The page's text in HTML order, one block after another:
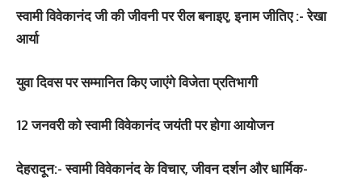
स्वामी विवेकानंद जी की जीवनी पर रील बनाइए, इनाम जीतिए :- रेखा
आर्या
युवा दिवस पर सम्मानित किए जाएंगे विजेता प्रतिभागी
12 जनवरी को स्वामी विवेकानंद जयंती पर होगा आयोजन
देहरादून:-स्वामी विवेकानंद के विचार, जीवन दर्शन और धार्मिक-